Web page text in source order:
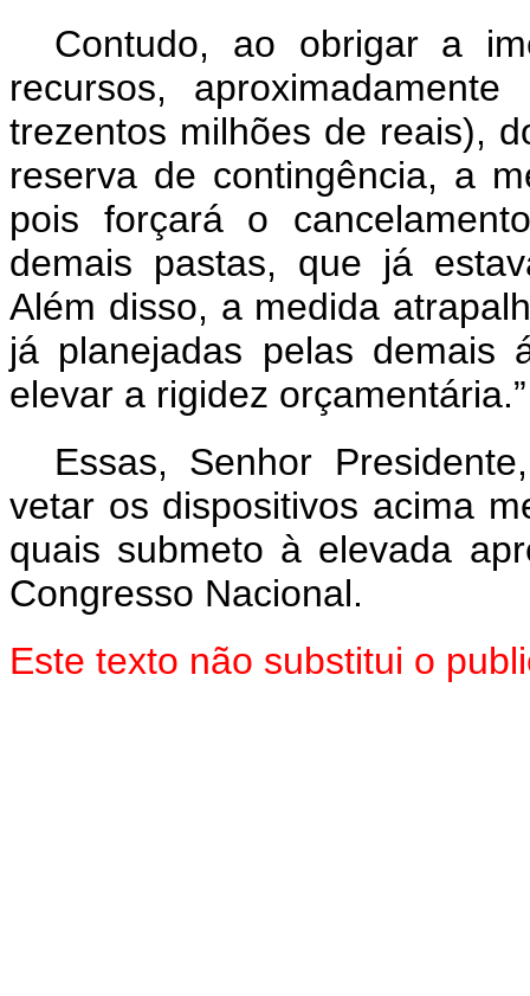
Contudo, ao obrigar a
recursos,
trezentos milhões de reais),
reserva de contingência, a
pois forçará o
demais pastas, que já
Além disso, a medida
já planejadas pelas demais
elevar a rigidez
Essas, Senhor
vetar os dispositivos acima
quais submeto à elevada
Congresso Nacional.
Este texto não substitui o